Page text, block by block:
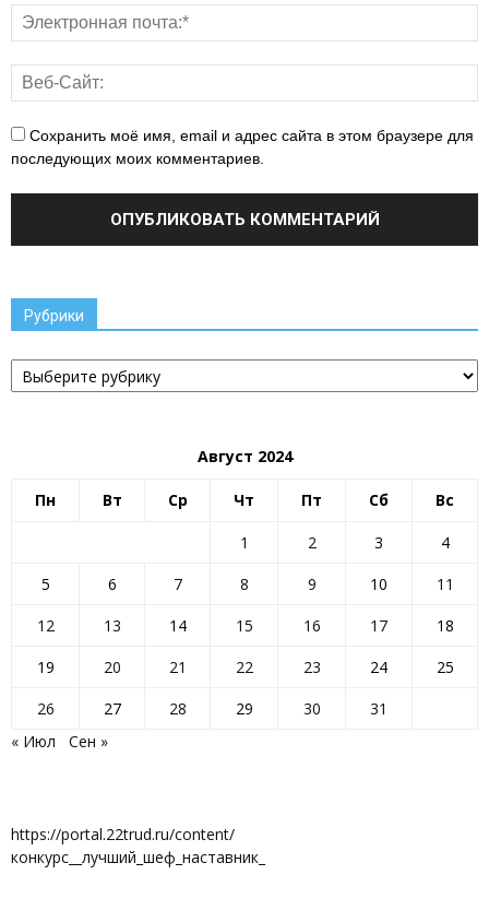
Сохранить моё имя, email и адрес сайта в этом браузере для
последующих моих комментариев.
Рубрики
Рубрики
Август 2024
Пн Вт Ср Чт Пт Сб Вс
1 2 3
4
5
6 7 8 9 10
11
12
13 14 15 16 17
18
19
20 21 22 23 24
25
26
27 28 29 30
31
« Июл
Сен »
https://portal.22trud.ru/content/
конкурс__лучший_шеф_наставник_